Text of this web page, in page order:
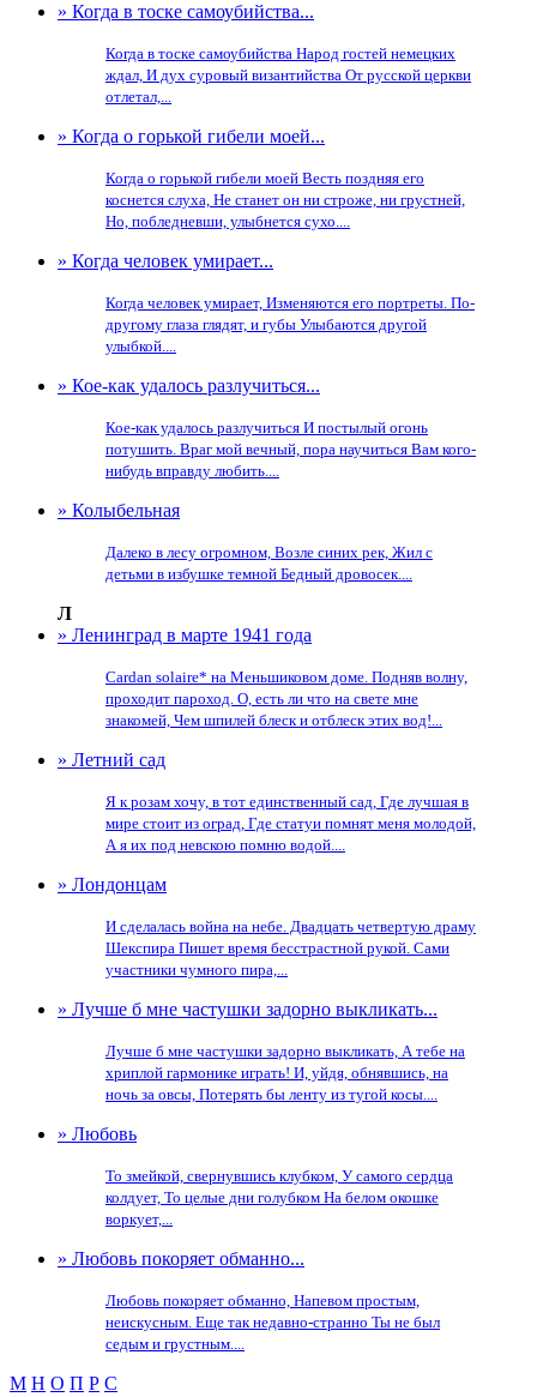
» Когда в тоске самоубийства...
Когда в тоске самоубийства Народ гостей немецких
ждал, И дух суровый византийства От русской церкви
отлетал,...
» Когда о горькой гибели моей...
Когда о горькой гибели моей Весть поздняя его
коснется слуха, Не станет он ни строже, ни грустней,
Но, побледневши, улыбнется сухо....
» Когда человек умирает...
Когда человек умирает, Изменяются его портреты. По-
другому глаза глядят, и губы Улыбаются другой
улыбкой....
» Кое-как удалось разлучиться...
Кое-как удалось разлучиться И постылый огонь
потушить. Враг мой вечный, пора научиться Вам кого-
нибудь вправду любить....
» Колыбельная
Далеко в лесу огромном, Возле синих рек, Жил с
детьми в избушке темной Бедный дровосек....
Л
» Ленинград в марте 1941 года
Cardan solaire* на Меньшиковом доме. Подняв волну,
проходит пароход. О, есть ли что на свете мне
знакомей, Чем шпилей блеск и отблеск этих вод!...
» Летний сад
Я к розам хочу, в тот единственный сад, Где лучшая в
мире стоит из оград, Где статуи помнят меня молодой,
А я их под невскою помню водой....
» Лондонцам
И сделалась война на небе. Двадцать четвертую драму
Шекспира Пишет время бесстрастной рукой. Сами
участники чумного пира,...
» Лучше б мне частушки задорно выкликать...
Лучше б мне частушки задорно выкликать, А тебе на
хриплой гармонике играть! И, уйдя, обнявшись, на
ночь за овсы, Потерять бы ленту из тугой косы....
» Любовь
То змейкой, свернувшись клубком, У самого сердца
колдует, То целые дни голубком На белом окошке
воркует,...
» Любовь покоряет обманно...
Любовь покоряет обманно, Напевом простым,
неискусным. Еще так недавно-странно Ты не был
седым и грустным....
М Н О П Р С